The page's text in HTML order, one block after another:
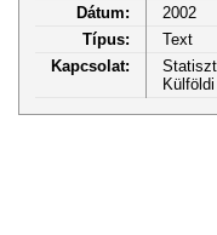
Dátum:
2002
Típus:
Text
Kapcsolat: